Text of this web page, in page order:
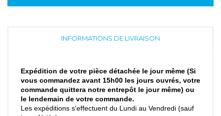
INFORMATIONS DE LIVRAISON